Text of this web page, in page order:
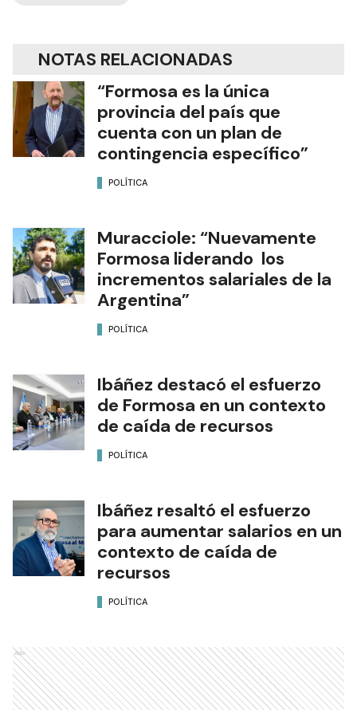
NOTAS RELACIONADAS
“Formosa es la única
provincia del país que
cuenta con un plan de
contingencia específico”
POLÍTICA
Muracciole: “Nuevamente
Formosa liderando los
incrementos salariales de la
Argentina”
POLÍTICA
Ibáñez destacó el esfuerzo
de Formosa en un contexto
de caída de recursos
POLÍTICA
Ibáñez resaltó el esfuerzo
para aumentar salarios en un
contexto de caída de
recursos
POLÍTICA
Ads